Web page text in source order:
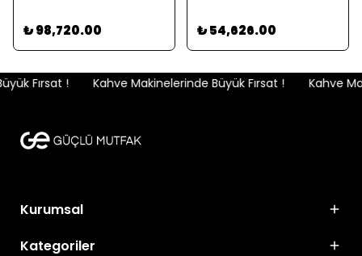
₺ 98,720.00 ₺ 54,626.00
Fırsat ! Kahve Makinelerinde Büyük Fırsat ! Kahve
Kurumsal
Kategoriler